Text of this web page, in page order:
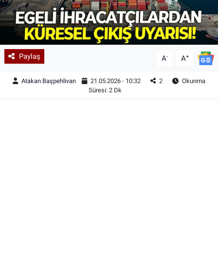
Paylaş A- A+
Atakan Başpehlivan 21.05.2026 - 10:32 2
Okunma
Süresi: 2 Dk